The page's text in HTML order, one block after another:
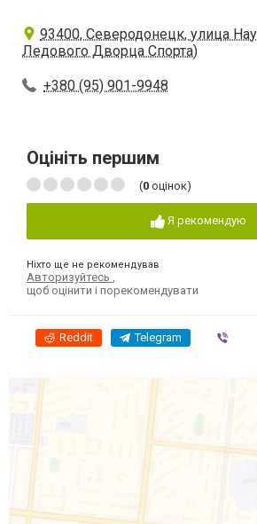
93400, Северодонецк, улица
Ледового Дворца Спорта)
+380 (95) 901-9948
Оцініть першим
(0 оцінок)
Я рекомендую
Ніхто ще не рекомендував
Авторизуйтесь
щоб оцінити і порекомендувати
Reddit Telegram